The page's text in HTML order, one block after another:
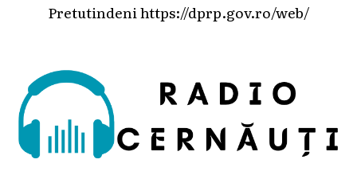
Pretutindeni https://dprp.gov.ro/web/